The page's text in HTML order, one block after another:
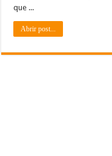
que ...
Abrir post...